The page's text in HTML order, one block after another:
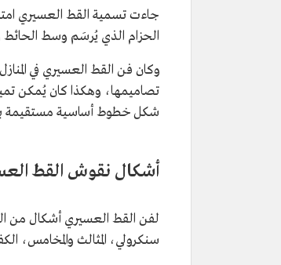
جاءت تسمية القط العسيري
الحزام الذي يُرسَم وسط
وكان فن القط العسيري في
تصاميمها، وهكذا كان يُمكن
شكل خطوط أساسية مستقيمة
أشكال نقوش القط
لفن القط العسيري أشكال من
سنكرولي، المثالث والمخامس،